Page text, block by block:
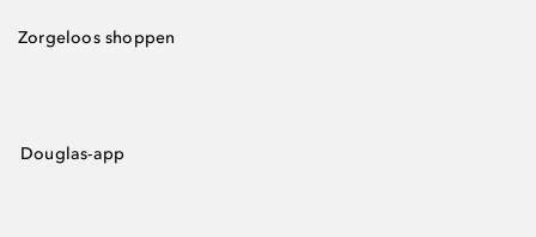
Zorgeloos shoppen
Douglas-app